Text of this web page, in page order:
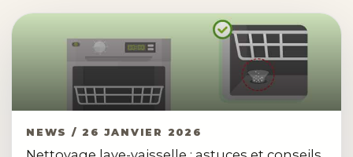
NEWS / 26 JANVIER 2026